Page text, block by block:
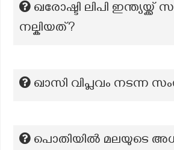
ഖരോഷ്ടി ലിപി ഇന്ത്യയ്ക്ക്
നല്കിയത്?
ഖാസി വിപ്ലവം നടന്ന
പൊതിയിൽ മലയുടെ